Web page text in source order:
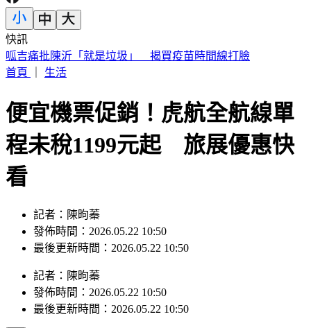
快訊
台股「這1檔」9/1正式下市 245名千張大戶最後倒數
首頁
生活
便宜機票促銷！虎航全航線單
程未稅1199元起 旅展優惠快
看
記者：陳昫蓁
發佈時間：2026.05.22 10:50
最後更新時間：2026.05.22 10:50
記者 ： 陳昫蓁
發佈時間： 2026.05.22 10:50
最後更新時間： 2026.05.22 10:50